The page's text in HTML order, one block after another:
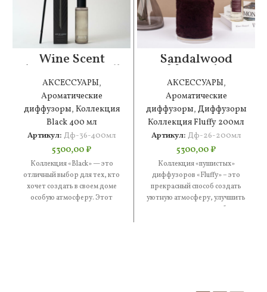
Wine Scent
Ароматический
диффузор
(400мл)
АКСЕССУАРЫ,
Ароматические
диффузоры, Коллекция
Black 400 мл
Артикул: Дф-36-400мл
5300,00₽
Коллекция «Black» — это
отличный выбор для тех, кто
хочет создать в своем доме
особую атмосферу. Этот
Sandalwood
Mountain
Ароматический
диффузор
(200мл)
АКСЕССУАРЫ,
Ароматические
диффузоры, Диффузоры
Коллекция Fluffy 200мл
Артикул: Дф-26-200мл
5300,00₽
Коллекция «пушистых»
диффузоров «Fluffy» – это
прекрасный способ создать
уютную атмосферу, улучшить
настроение или расслабиться